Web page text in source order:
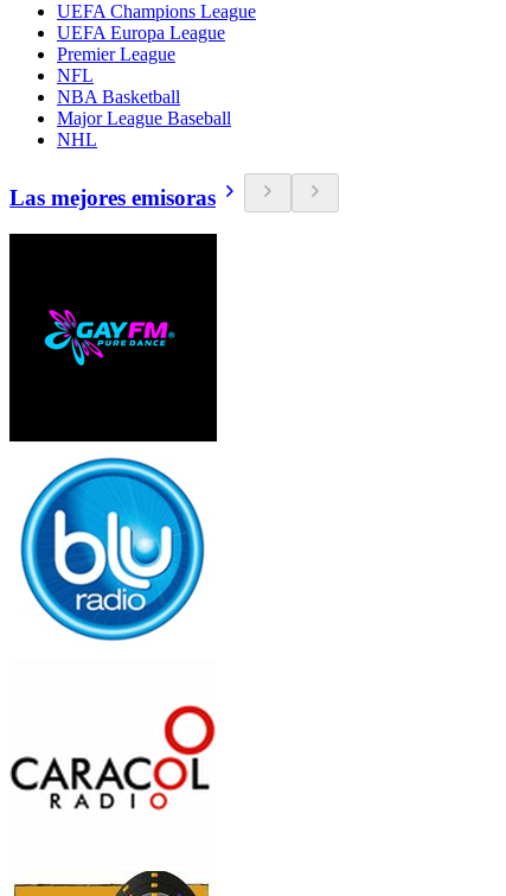
UEFA Champions League
UEFA Europa League
Premier League
NFL
NBA Basketball
Major League Baseball
NHL
Las mejores emisoras